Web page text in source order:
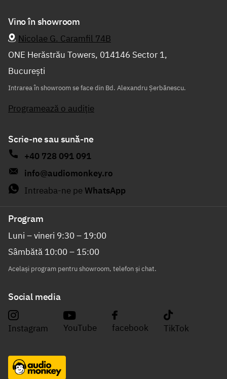
Vino în showroom
Nicolae G. Caramfil 74B
ONE Herăstrău Towers, 014146 Sector 1,
București
Intrarea în showroom se face din Bd. Alexandru Șerbănescu.
Programează o audiție
Scrie-ne sau sună-ne
+40 728 091 091
info@audiomonkey.ro
Intreaba-ne pe WhatsApp
Program
Luni – vineri 9:30 – 19:00
Sâmbătă 10:00 – 15:00
Același program pentru showroom, telefon și chat.
Social media
Instagram YouTube facebook TikTok